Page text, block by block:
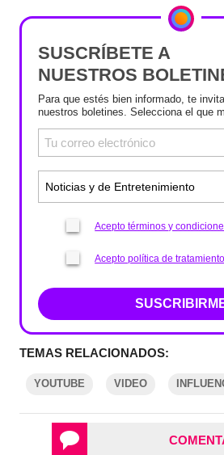
SUSCRÍBETE A
NUESTROS
Para que estés bien informado, te
nuestros boletines. Selecciona el que
Acepto términos y
Acepto política de
TEMAS RELACIONADOS:
YOUTUBE VIDEO